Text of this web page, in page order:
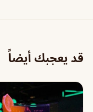
قد يعجبك أيضاً